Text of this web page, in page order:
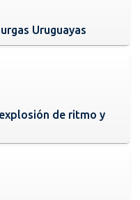
Uruguayas
de ritmo y